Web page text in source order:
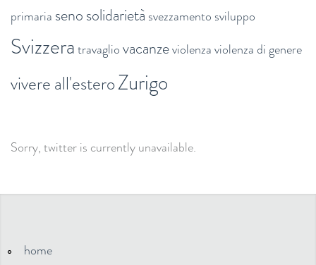
primaria senosolidarietà svezzamento sviluppo
Svizzeratravagliovacanzeviolenzaviolenza di genere
vivere all'esteroZurigo
Sorry, twitter is currently unavailable.
home